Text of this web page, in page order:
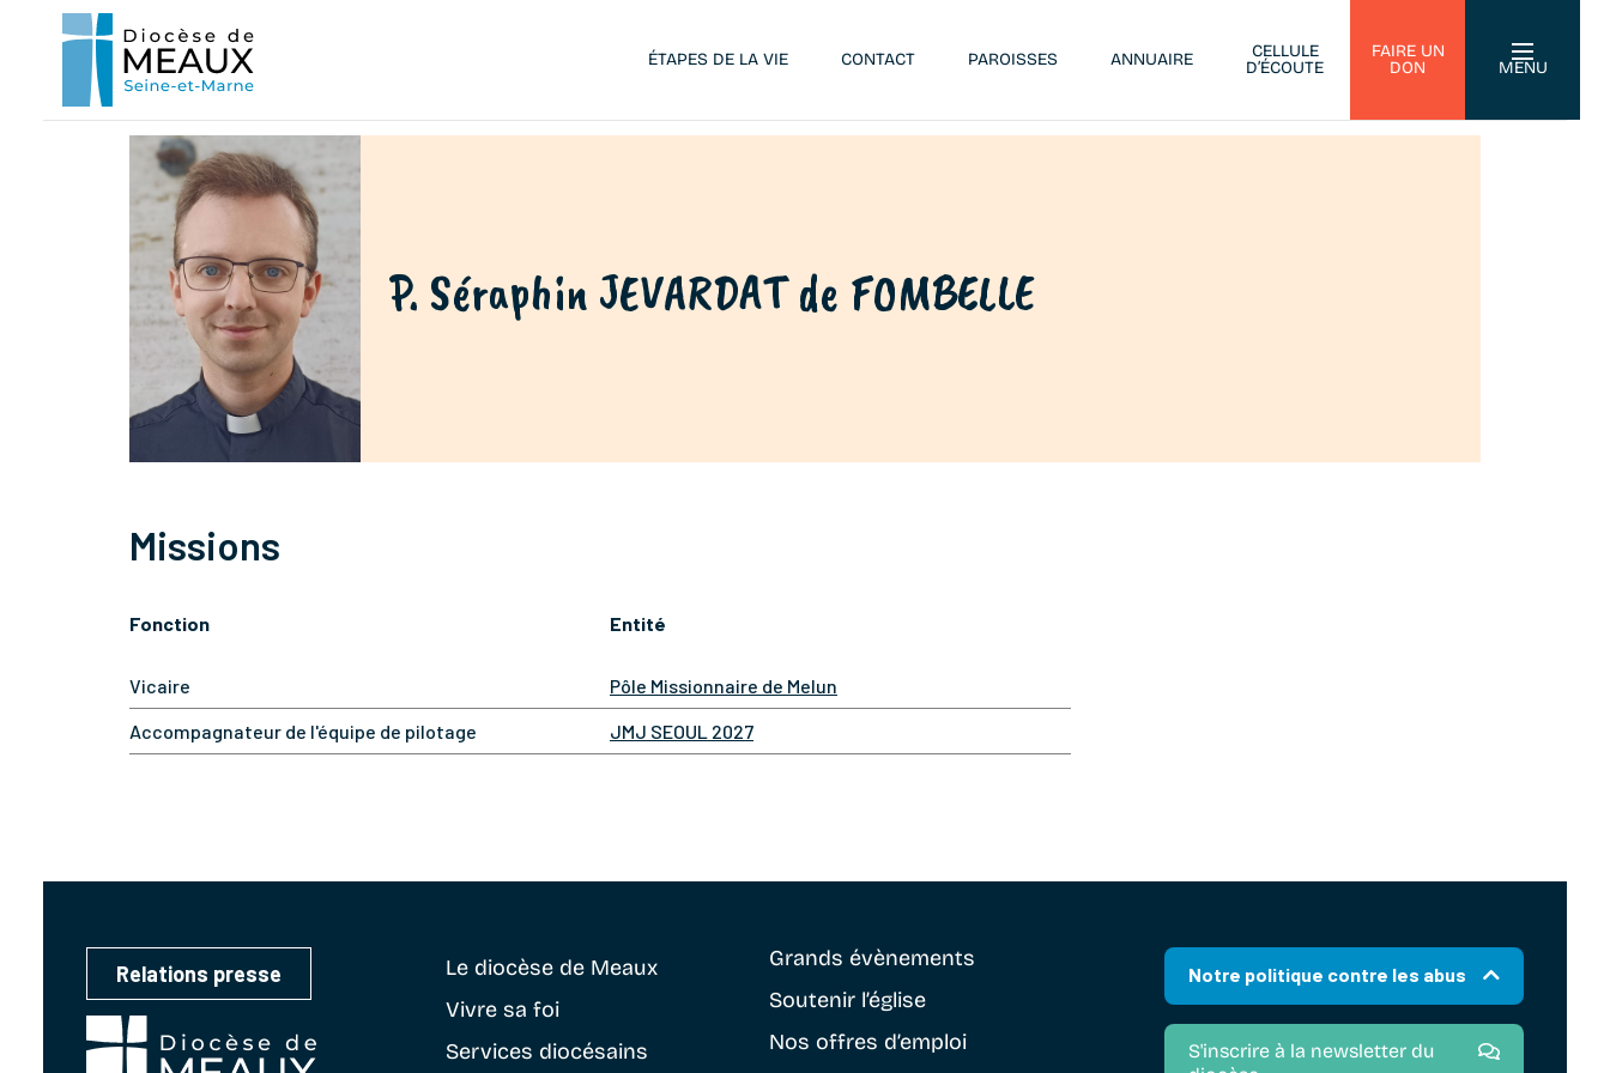
ÉTAPES DE LA VIE CONTACT PAROISSES ANNUAIRE
CELLULE
D’ÉCOUTE
FAIRE UN
DON
MENU
P. Séraphin JEVARDAT de FOMBELLE
Missions
Fonction Entité
Vicaire
Pôle Missionnaire de Melun
Accompagnateur de l'équipe de pilotage
JMJ SEOUL 2027
Relations presse Le diocèse de Meaux
Vivre sa foi
Services diocésains
Grands évènements
Soutenir l’église
Nos offres d’emploi
Notre politique contre les abus
S'inscrire à la newsletter du